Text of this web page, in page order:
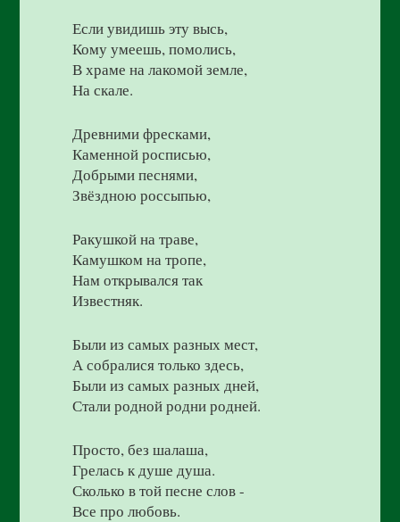
Если увидишь эту высь,
Кому умеешь, помолись,
В храме на лакомой земле,
На скале.
Древними фресками,
Каменной росписью,
Добрыми песнями,
Звёздною россыпью,
Ракушкой на траве,
Камушком на тропе,
Нам открывался так
Известняк.
Были из самых разных мест,
А собралися только здесь,
Были из самых разных дней,
Стали родной родни родней.
Просто, без шалаша,
Грелась к душе душа.
Сколько в той песне слов -
Все про любовь.